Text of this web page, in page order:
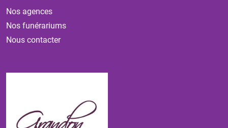
Nos agences
Nos funérariums
Nous contacter